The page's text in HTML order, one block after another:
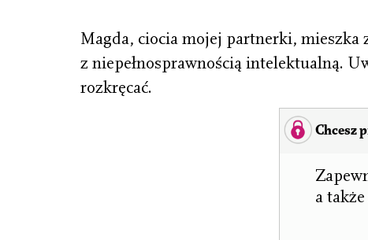
Magda, ciocia mojej partnerki, mieszka
z niepełnosprawnością intelektualną.
rozkręcać.
Chcesz
a